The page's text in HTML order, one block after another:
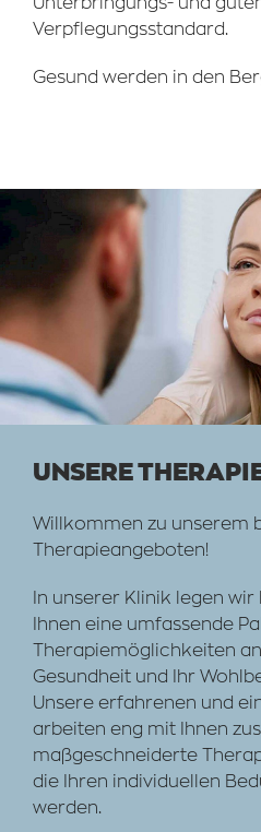
Verpflegungsstandard.
Gesund werden in den
UNSERE
Willkommen zu unserem
Therapieangeboten!
In unserer Klinik legen
Ihnen eine umfassende
Therapiemöglichkeiten
Gesundheit und Ihr
Unsere erfahrenen und
arbeiten eng mit Ihnen
maßgeschneiderte
die Ihren individuellen
werden.